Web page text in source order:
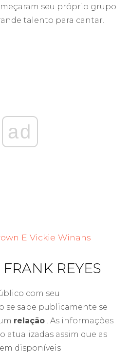
seu próprio grupo
talento para cantar.
ad
E Vickie Winans
REYES
com seu
se sabe publicamente se
relação . As informações
atualizadas assim que as
disponíveis